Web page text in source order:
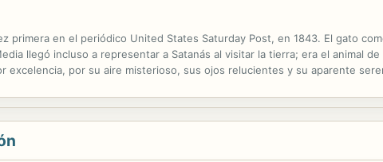
primera en el periódico United States Saturday Post, en 1843. El gato
llegó incluso a representar a Satanás al visitar la tierra; era el animal
excelencia, por su aire misterioso, sus ojos relucientes y su aparente